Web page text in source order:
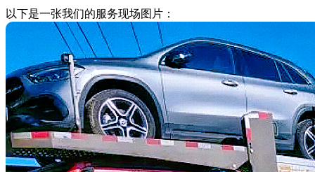
以下是一张我们的服务现场图片：